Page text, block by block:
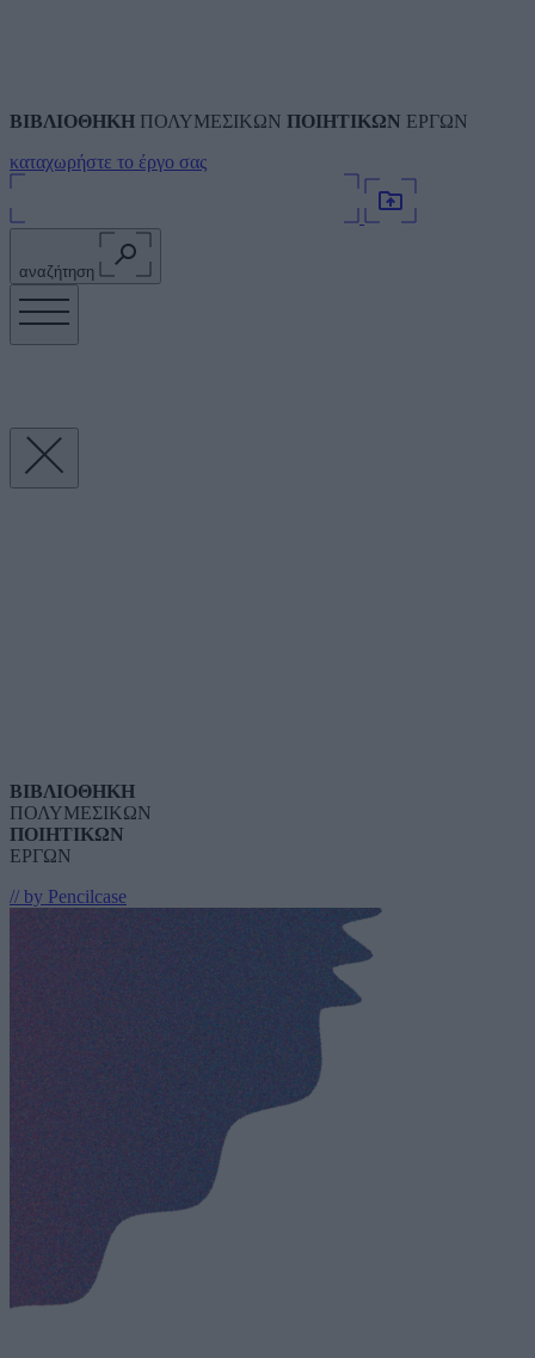
ΒΙΒΛΙΟΘΗΚΗ ΠΟΛΥΜΕΣΙΚΩΝ ΠΟΙΗΤΙΚΩΝ ΕΡΓΩΝ
καταχωρήστε το έργο σας
αναζήτηση
ΒΙΒΛΙΟΘΗΚΗ
ΠΟΛΥΜΕΣΙΚΩΝ
ΠΟΙΗΤΙΚΩΝ
ΕΡΓΩΝ
// by Pencilcase